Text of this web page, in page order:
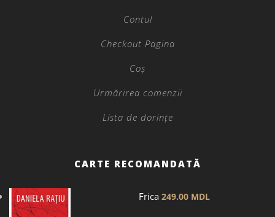
Contul
Checkout Pagina
Coș
Urmărirea comenzii
Lista de dorințe
CARTE RECOMANDATĂ
Frica 249.00 MDL